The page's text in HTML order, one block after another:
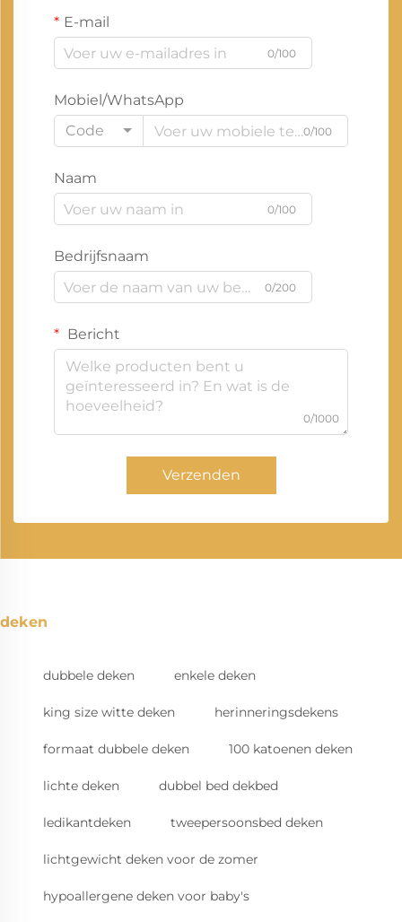
E-mail
0/100
Mobiel/WhatsApp
Code
0/100
Naam
0/100
Bedrijfsnaam
0/200
Bericht
0/1000
Verzenden
deken
dubbele deken enkele deken
king size witte deken herinneringsdekens
formaat dubbele deken 100 katoenen deken
lichte deken dubbel bed dekbed
ledikantdeken tweepersoonsbed deken
lichtgewicht deken voor de zomer
hypoallergene deken voor baby's